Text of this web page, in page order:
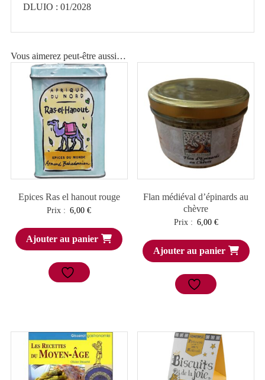
DLUIO : 01/2028
Vous aimerez peut-être aussi…
Epices Ras el hanout rouge
Prix : 6,00€
Ajouter au panier
Flan médiéval d’épinards au
chèvre
Prix : 6,00 €
Ajouter au panier